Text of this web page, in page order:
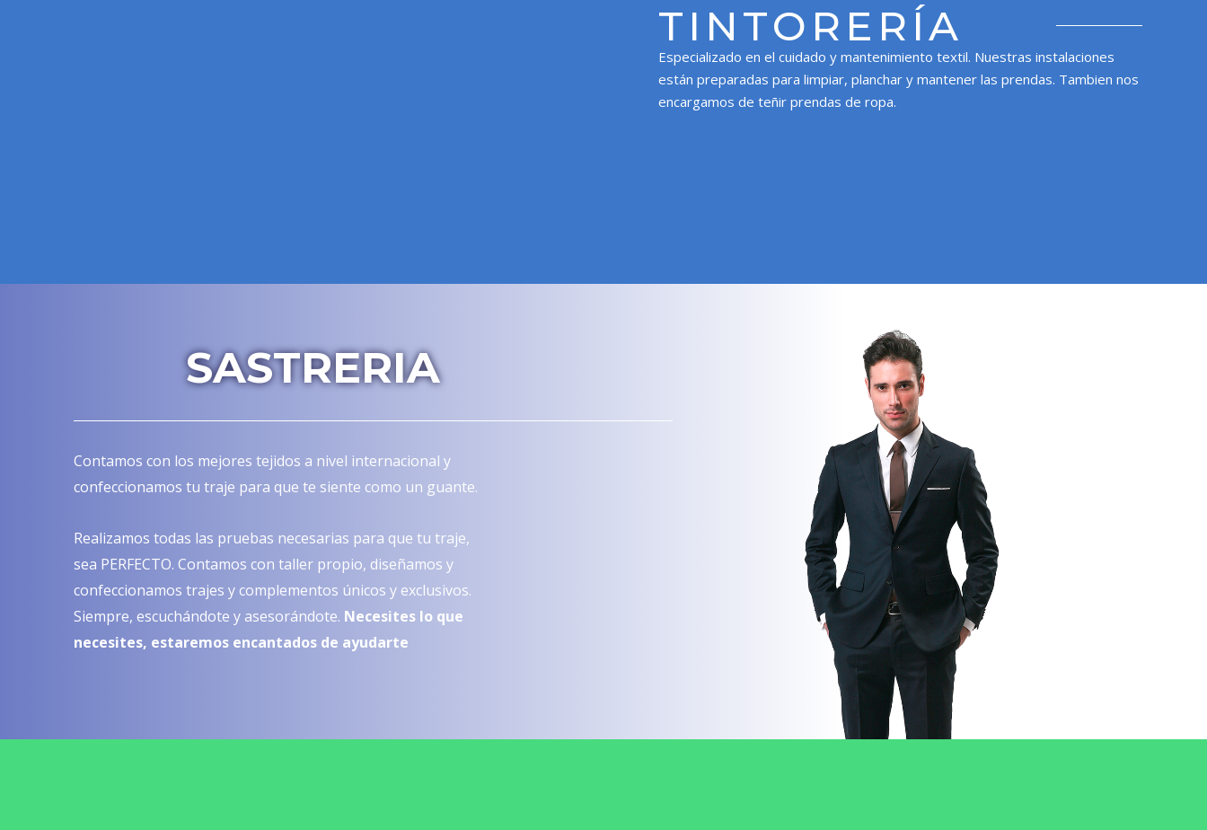
TINTORERÍA
Especializado en el cuidado y mantenimiento textil. Nuestras instalaciones
están preparadas para limpiar, planchar y mantener las prendas. Tambien nos
encargamos de teñir prendas de ropa.
SASTRERIA
Contamos con los mejores tejidos a nivel internacional y
confeccionamos tu traje para que te siente como un guante.
Realizamos todas las pruebas necesarias para que tu traje,
sea PERFECTO. Contamos con taller propio, diseñamos y
confeccionamos trajes y complementos únicos y exclusivos.
Siempre, escuchándote y asesorándote. Necesites lo que
necesites, estaremos encantados de ayudarte